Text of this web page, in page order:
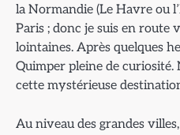
la Normandie (Le Havre ou
Paris ; donc je suis en route
lointaines. Après quelques
Quimper pleine de
cette mystérieuse
Au niveau des grandes